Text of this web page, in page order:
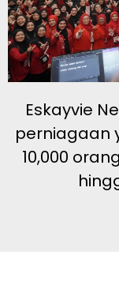
Eskayvie
perniagaan
10,000